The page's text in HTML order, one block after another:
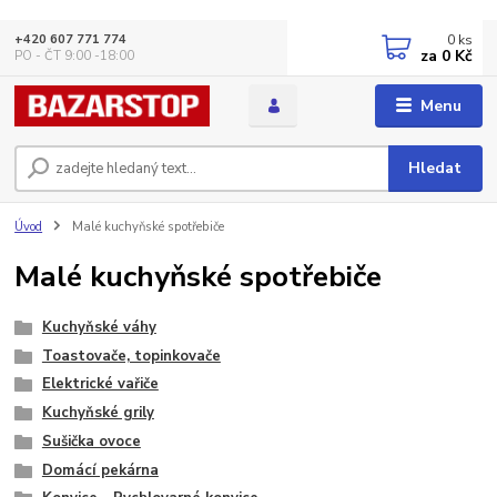
Menu
Hledat
+420 607 771 774
PO - ČT 9:00 -18:00
0 ks
za 0 Kč
Úvod Malé kuchyňské spotřebiče
Malé kuchyňské spotřebiče
Kuchyňské váhy
Toastovače, topinkovače
Elektrické vařiče
Kuchyňské grily
Sušička ovoce
Domácí pekárna